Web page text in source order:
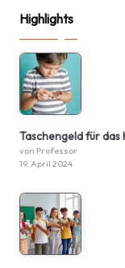
Highlights
Taschengeld für das
von Professor
19. April 2024